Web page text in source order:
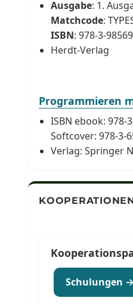
Ausgabe: 1.
Matchcode:
ISBN: 978-3-
Herdt-Verlag
Programmieren
ISBN ebook: 978-
Softcover: 978-3-
Verlag: Springer
Schulungen →